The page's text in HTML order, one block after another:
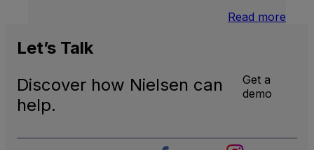
Read more
Let’s Talk
Discover how Nielsen can
help.
Get a
demo